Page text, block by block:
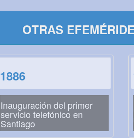
OTRAS
1886
Inauguración del primer
servicio telefónico en
Santiago